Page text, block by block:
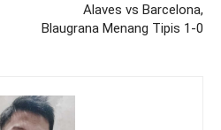
Alaves vs Barcelona,
Blaugrana Menang Tipis 1-0